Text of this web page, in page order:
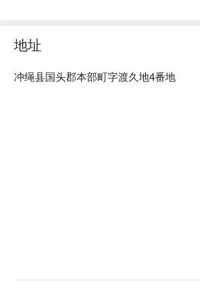
地址
冲绳县国头郡本部町字渡久地4番地